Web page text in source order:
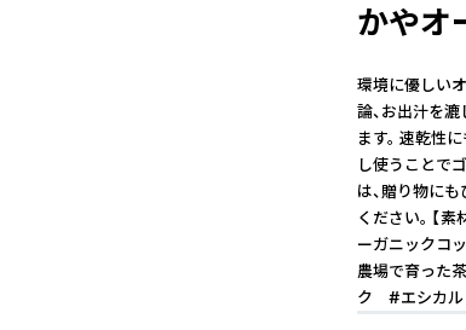
かやオ
環境に優しい
論、お出汁を
ます。 速乾性
し使うことで
は、贈り物に
ください。 【
ーガニックコ
農場で育った
ク #エシカ